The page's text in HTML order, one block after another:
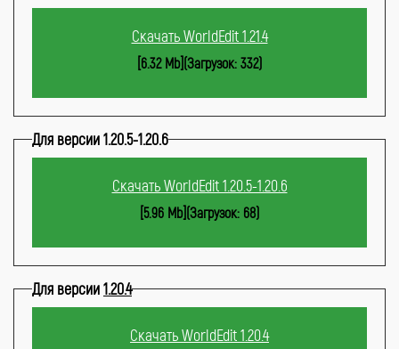
Скачать WorldEdit 1.21.4
[6.32 Mb](Загрузок: 332)
Для версии 1.20.5-1.20.6
Скачать WorldEdit 1.20.5-1.20.6
[5.96 Mb](Загрузок: 68)
Для версии1.20.4
Скачать WorldEdit 1.20.4